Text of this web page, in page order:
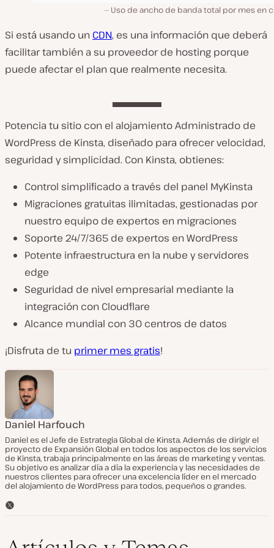
Uso de ancho de banda total por mes en
Si está usando un CDN, es una información que deberá
facilitar también a su proveedor de hosting porque
puede afectar el plan que realmente necesita.
Potencia tu sitio con el alojamiento Administrado de
WordPress de Kinsta, diseñado para ofrecer velocidad,
seguridad y simplicidad. Con Kinsta, obtienes:
Control simplificado a través del panel MyKinsta
Migraciones gratuitas ilimitadas, gestionadas por
nuestro equipo de expertos en migraciones
Soporte 24/7/365 de expertos en WordPress
Potente infraestructura en la nube y servidores
edge
Seguridad de nivel empresarial mediante la
integración con Cloudflare
Alcance mundial con 30 centros de datos
¡Disfruta de tu primer mes gratis!
Daniel Harfouch
Daniel es el Jefe de Estrategia Global de Kinsta. Además de dirigir el
proyecto de Expansión Global en todos los aspectos de los servicios
de Kinsta, trabaja principalmente en las áreas de marketing y ventas.
Su objetivo es analizar día a día la experiencia y las necesidades de
nuestros clientes para ofrecer una excelencia líder en el mercado
del alojamiento de WordPress para todos, pequeños o grandes.
T